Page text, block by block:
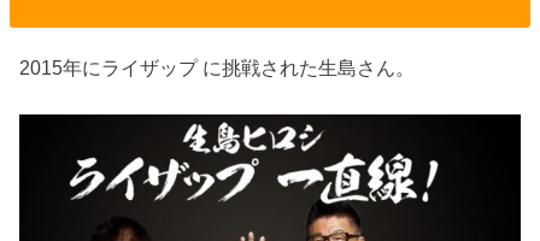
2015年にライザップ に挑戦された生島さん。